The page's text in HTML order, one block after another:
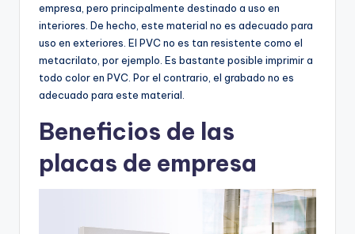
empresa, pero principalmente destinado a uso en
interiores. De hecho, este material no es adecuado para
uso en exteriores. El PVC no es tan resistente como el
metacrilato, por ejemplo. Es bastante posible imprimir a
todo color en PVC. Por el contrario, el grabado no es
adecuado para este material.
Beneficios de las
placas de empresa